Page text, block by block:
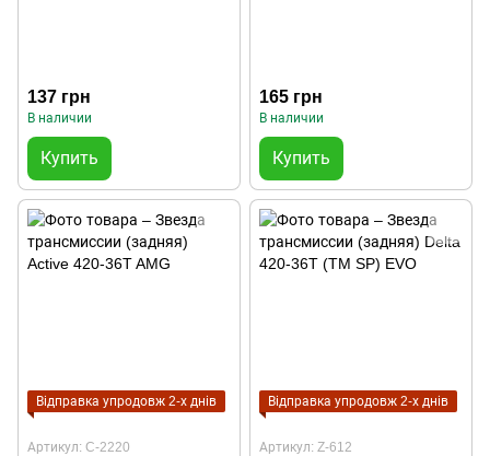
137 грн
В наличии
Купить
165 грн
В наличии
Купить
Відправка упродовж 2-х днів
Артикул: C-2220
Відправка упродовж 2-х днів
Артикул: Z-612